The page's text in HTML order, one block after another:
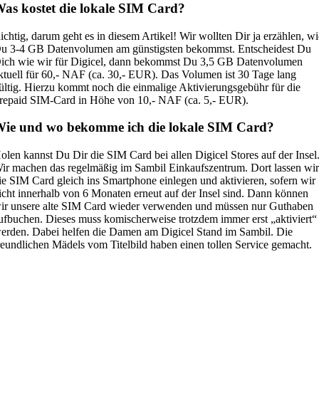
kostet die lokale SIM Card?
darum geht es in diesem Artikel! Wir wollten Dir ja erzählen,
3-4 GB Datenvolumen am günstigsten bekommst. Entscheidest Du
wie wir für Digicel, dann bekommst Du 3,5 GB Datenvolumen
für 60,- NAF (ca. 30,- EUR). Das Volumen ist 30 Tage lang
Hierzu kommt noch die einmalige Aktivierungsgebühr für die
SIM-Card in Höhe von 10,- NAF (ca. 5,- EUR).
und wo bekomme ich die lokale SIM Card?
kannst Du Dir die SIM Card bei allen Digicel Stores auf der
machen das regelmäßig im Sambil Einkaufszentrum. Dort lassen wir
SIM Card gleich ins Smartphone einlegen und aktivieren, sofern wir
innerhalb von 6 Monaten erneut auf der Insel sind. Dann können
unsere alte SIM Card wieder verwenden und müssen nur Guthaben
Dieses muss komischerweise trotzdem immer erst „aktiviert“
Dabei helfen die Damen am Digicel Stand im Sambil. Die
Mädels vom Titelbild haben einen tollen Service gemacht.